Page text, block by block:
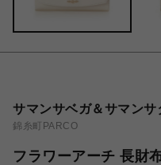
サマンサベガ＆サマン
錦糸町PARCO
フラワーアーチ 長財